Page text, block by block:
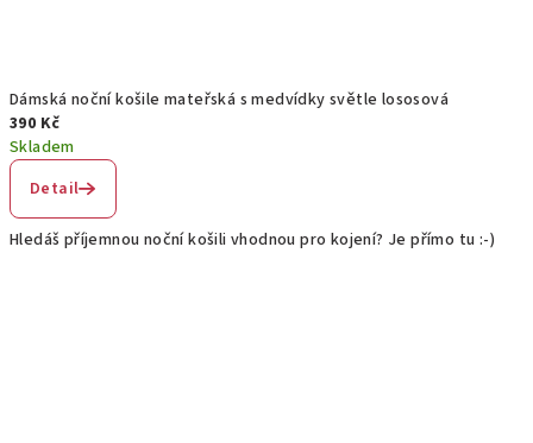
Dámská noční košile mateřská s medvídky světle lososová
390 Kč
Skladem
Detail
Hledáš příjemnou noční košili vhodnou pro kojení? Je přímo tu :-)